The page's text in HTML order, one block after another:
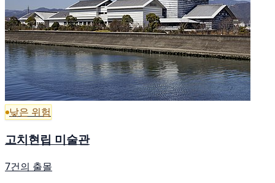
낮은 위험
고치현립 미술관
7건의 출몰